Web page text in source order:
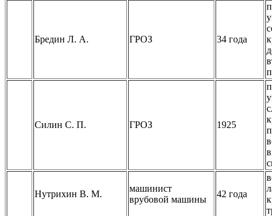
Бредин Л. А. ГРОЗ 34 года
Силин С. П. ГРОЗ 1925
Нутрихин В. М.
машинист
врубовой машины
42 года